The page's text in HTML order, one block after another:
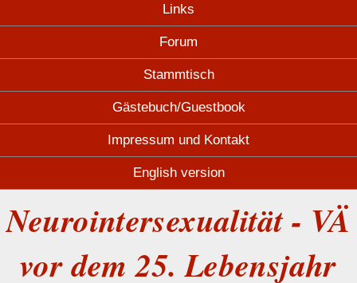
Links
Forum
Stammtisch
Gästebuch/Guestbook
Impressum und Kontakt
English version
Neurointersexualität - VÄ
vor dem 25. Lebensjahr